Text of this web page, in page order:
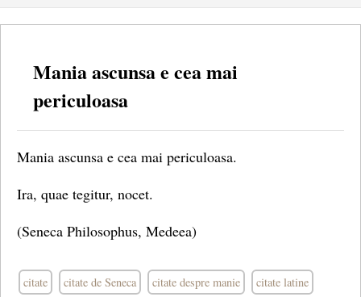
Mania ascunsa e cea mai
periculoasa
Mania ascunsa e cea mai periculoasa.
Ira, quae tegitur, nocet.
(Seneca Philosophus, Medeea)
citate citate de Seneca citate despre manie citate latine